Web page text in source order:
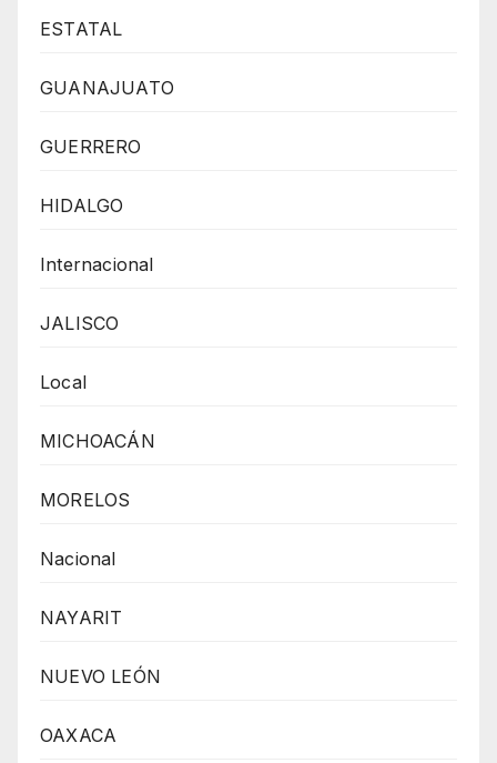
ESTATAL
GUANAJUATO
GUERRERO
HIDALGO
Internacional
JALISCO
Local
MICHOACÁN
MORELOS
Nacional
NAYARIT
NUEVO LEÓN
OAXACA